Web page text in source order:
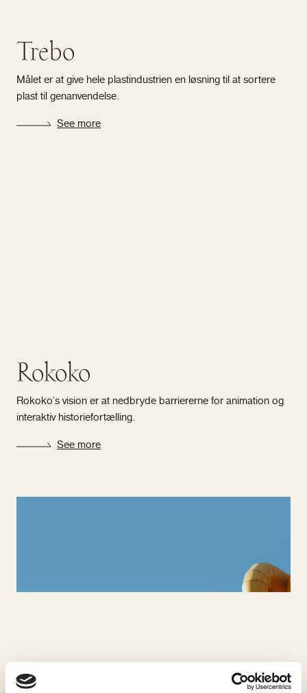
Trebo
Målet er at give hele plastindustrien en løsning til at sortere
plast til genanvendelse.
See more
Rokoko
Rokoko’s vision er at nedbryde barriererne for animation og
interaktiv historiefortælling.
See more